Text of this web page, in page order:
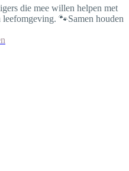
die mee willen helpen met
🐾Samen houden